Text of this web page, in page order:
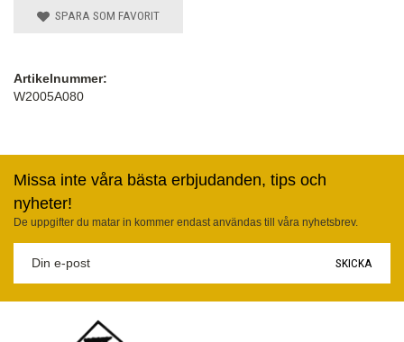
SPARA SOM FAVORIT
Artikelnummer:
W2005A080
Missa inte våra bästa erbjudanden, tips och
nyheter!
De uppgifter du matar in kommer endast användas till våra nyhetsbrev.
SKICKA